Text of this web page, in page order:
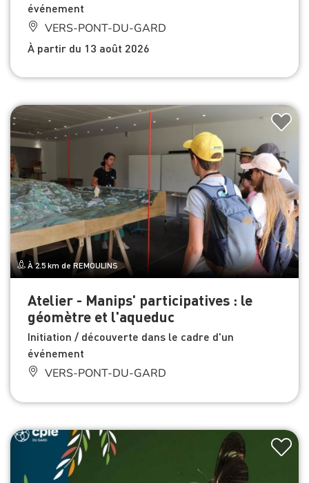
événement
VERS-PONT-DU-GARD
À partir du 13 août 2026
À 2.5 km de REMOULINS
Atelier - Manips' participatives : le
géomètre et l'aqueduc
Initiation / découverte dans le cadre d'un
événement
VERS-PONT-DU-GARD